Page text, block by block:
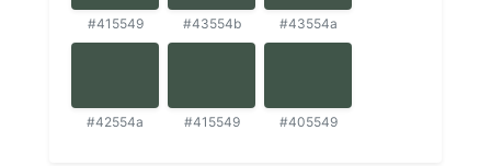
#415549 #43554b #43554a
#42554a #415549 #405549